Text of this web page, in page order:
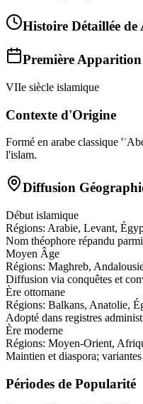
Histoire Détaillée de
Première Apparition
VIIe siècle islamique
Contexte d'Origine
Formé en arabe classique
l'islam.
Diffusion
Début islamique
Régions: Arabie, Levant,
Nom théophore répandu
Moyen Âge
Régions: Maghreb,
Diffusion via conquêtes et
Ère ottomane
Régions: Balkans, Anatolie,
Adopté dans registres
Ère moderne
Régions: Moyen-Orient,
Maintien et diaspora;
Périodes de Popularité